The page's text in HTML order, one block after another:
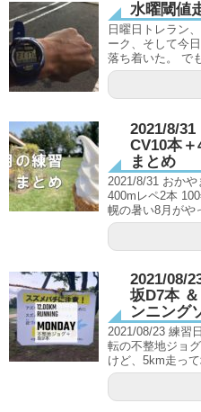
水曜閾値
日曜日トレラン
ーク、そして今
落ち着いた。 で
2021/8/
CV10本
まとめ
2021/8/31 おかや
400mレペ2本
幌の暑い8月がや
2021/08/
坂D7本
ンニング
2021/08/23 練習
転の不整地ジョ
けど、5km走っ